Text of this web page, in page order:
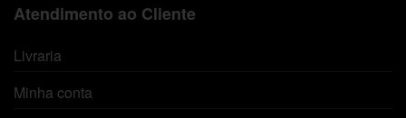
Atendimento ao Cliente
Livraria
Minha conta